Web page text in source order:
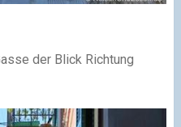
der Blick Richtung